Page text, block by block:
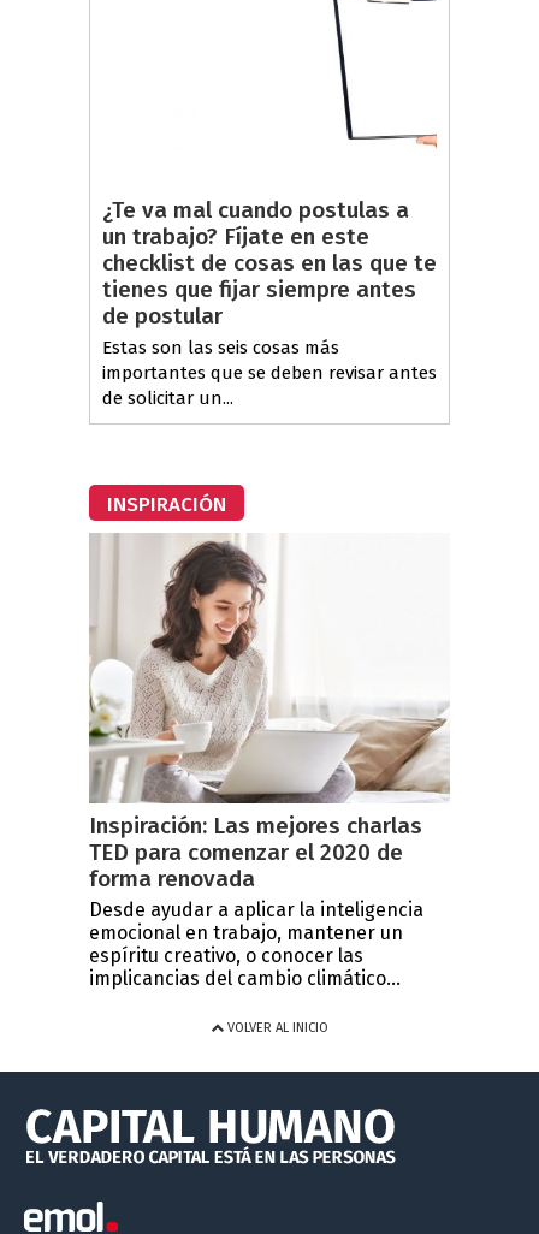
¿Te va mal cuando postulas a
un trabajo? Fíjate en este
checklist de cosas en las que te
tienes que fijar siempre antes
de postular
Estas son las seis cosas más
importantes que se deben revisar antes
de solicitar un...
INSPIRACIÓN
Inspiración: Las mejores charlas
TED para comenzar el 2020 de
forma renovada
Desde ayudar a aplicar la inteligencia
emocional en trabajo, mantener un
espíritu creativo, o conocer las
implicancias del cambio climático...
VOLVER AL INICIO